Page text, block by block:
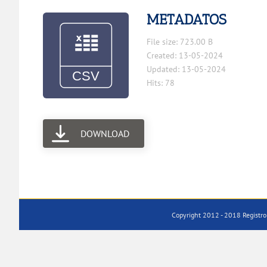
METADATOS
File size: 723.00 B
Created: 13-05-2024
Updated: 13-05-2024
Hits: 78
DOWNLOAD
Copyright 2012 - 2018